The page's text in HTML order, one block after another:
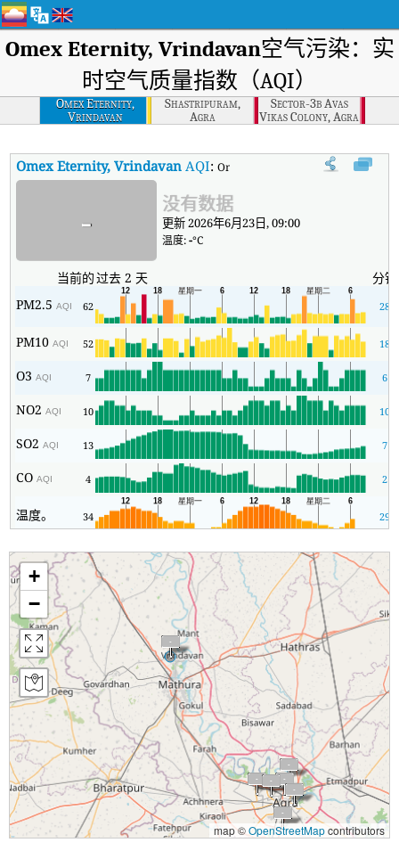
Omex Eternity, Vrindavan空气污染：实
时空气质量指数（AQI）
Omex Eternity,
Vrindavan
Shastripuram,
Agra
Sector-3b Avas
Vikas Colony, Agra
Omex Eternity, Vrindavan AQI:Omex Eternity, Vrindavan实时空气
- 没有数据
更新 2026年6月23日, 09:00
温度:-°C
当前的过去 2 天
分钟
PM2.5AQI 62 28
PM10AQI 52 18
O3AQI 7 6
NO2AQI 10 10
SO2AQI 13 7
COAQI 4 2
温度。 34 29
+
−
map ©OpenStreetMapcontributors